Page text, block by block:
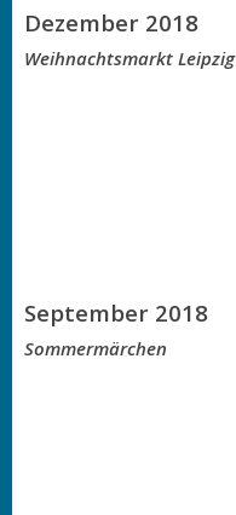
Dezember 2018
Weihnachtsmarkt Leipzig
September 2018
Sommermärchen